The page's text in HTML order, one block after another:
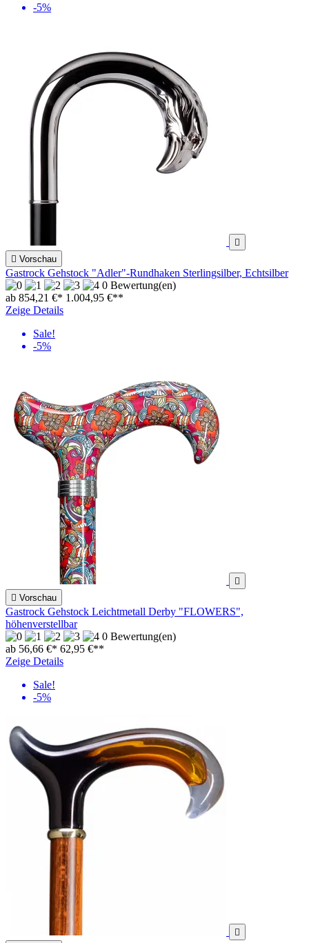
-5%

 Vorschau
Gastrock Gehstock "Adler"-Rundhaken Sterlingsilber, Echtsilber
0 Bewertung(en)
ab 854,21 €* 1.004,95 €**
Zeige Details
Sale!
-5%

 Vorschau
Gastrock Gehstock Leichtmetall Derby "FLOWERS",
höhenverstellbar
0 Bewertung(en)
ab 56,66 €* 62,95 €**
Zeige Details
Sale!
-5%
